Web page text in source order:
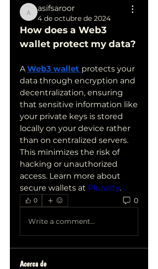
asifsaroor
asifsaroor
4 de octubre de 2024
How does a Web3
wallet protect my data?
A Web3 wallet protects your
data through encryption and
decentralization, ensuring
that sensitive information like
your private keys is stored
locally on your device rather
than on centralized servers.
This minimizes the risk of
hacking or unauthorized
access. Learn more about
secure wallets at Plurality.
0 0
Write a comment...
Acerca de